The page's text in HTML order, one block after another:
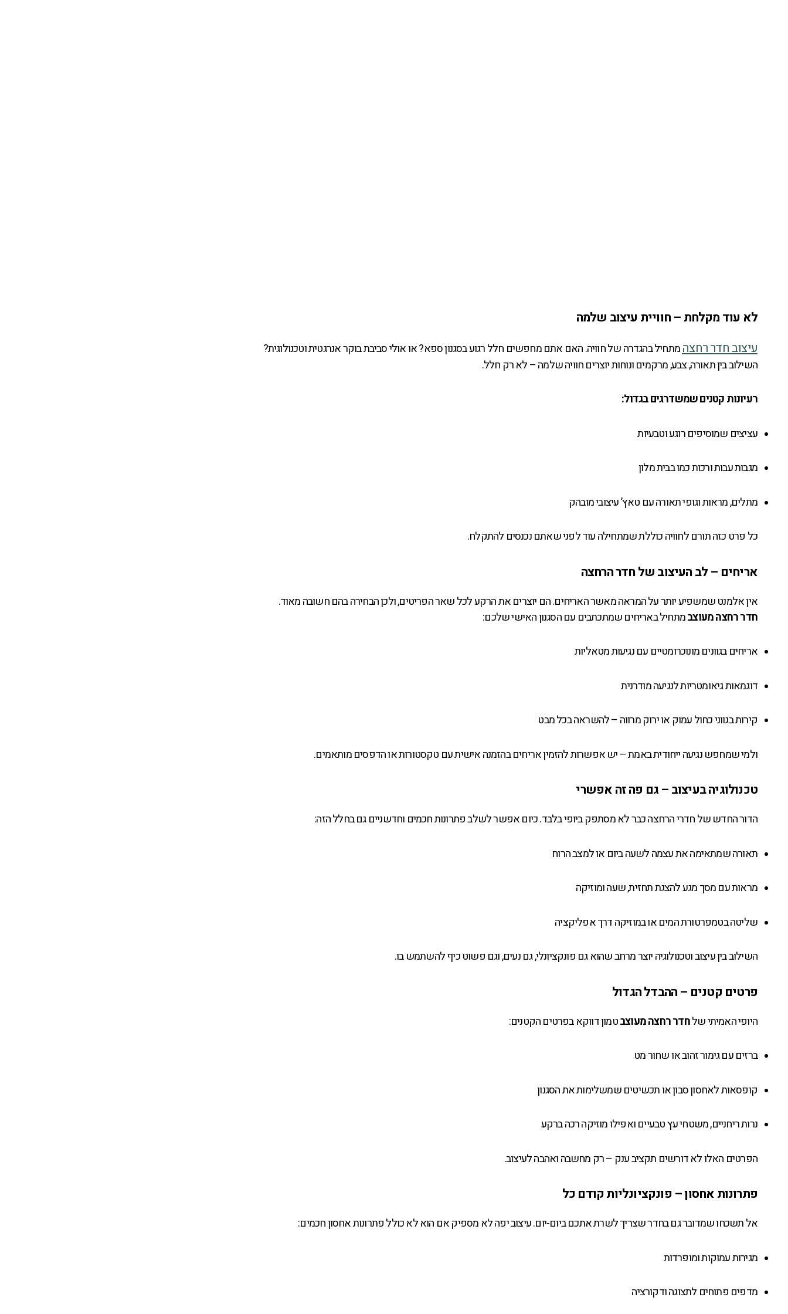
לא עוד מקלחת – חוויית עיצוב שלמה
עיצוב חדר רחצהמתחיל בהגדרה של חוויה. האם אתם מחפשים חלל רגוע בסגנון ספא? או אולי סביבת בוקר אנרגטית וטכנולוגית?
השילוב בין תאורה, צבע, מרקמים ונוחות יוצרים חוויה שלמה – לא רק חלל.
רעיונות קטנים שמשדרגים בגדול:
עציצים שמוסיפים רוגע וטבעיות
מגבות עבות ורכות כמו בבית מלון
מתלים, מראות וגופי תאורה עם טאץ’ עיצובי מובהק
כל פרט כזה תורם לחוויה כוללת שמתחילה עוד לפני שאתם נכנסים להתקלח.
אריחים – לב העיצוב של חדר הרחצה
אין אלמנט שמשפיע יותר על המראה מאשר האריחים. הם יוצרים את הרקע לכל שאר הפריטים, ולכן הבחירה בהם חשובה מאוד.
חדר רחצה מעוצבמתחיל באריחים שמתכתבים עם הסגנון האישי שלכם:
אריחים בגוונים מונוכרומטיים עם נגיעות מטאליות
דוגמאות גיאומטריות לנגיעה מודרנית
קירות בגווני כחול עמוק או ירוק מרווה – להשראה בכל מבט
ולמי שמחפש נגיעה ייחודית באמת – יש אפשרות להזמין אריחים בהזמנה אישית עם טקסטורות או הדפסים מותאמים.
טכנולוגיה בעיצוב – גם פה זה אפשרי
הדור החדש של חדרי הרחצה כבר לא מסתפק ביופי בלבד. כיום אפשר לשלב פתרונות חכמים וחדשניים גם בחלל הזה:
תאורה שמתאימה את עצמה לשעה ביום או למצב הרוח
מראות עם מסך מגע להצגת תחזית, שעה ומוזיקה
שליטה בטמפרטורת המים או במוזיקה דרך אפליקציה
השילוב בין עיצוב וטכנולוגיה יוצר מרחב שהוא גם פונקציונלי, גם נעים, וגם פשוט כיף להשתמש בו.
פרטים קטנים – ההבדל הגדול
היופי האמיתי שלחדר רחצה מעוצבטמון דווקא בפרטים הקטנים:
ברזים עם גימור זהוב או שחור מט
קופסאות לאחסון סבון או תכשיטים שמשלימות את הסגנון
נרות ריחניים, משטחי עץ טבעיים ואפילו מוזיקה רכה ברקע
הפרטים האלו לא דורשים תקציב ענק – רק מחשבה ואהבה לעיצוב.
פתרונות אחסון – פונקציונליות קודם כל
אל תשכחו שמדובר גם בחדר שצריך לשרת אתכם ביום-יום. עיצוב יפה לא מספיק אם הוא לא כולל פתרונות אחסון חכמים:
מגירות עמוקות ומופרדות
מדפים פתוחים לתצוגה ודקורציה